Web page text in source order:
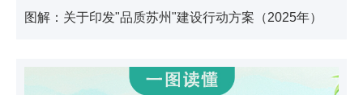
图解：关于印发"品质苏州"建设行动方案（2025年）